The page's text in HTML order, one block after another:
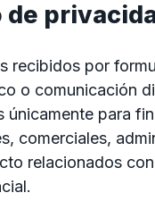
de
recibidos por
o comunicación
únicamente para
comerciales,
relacionados